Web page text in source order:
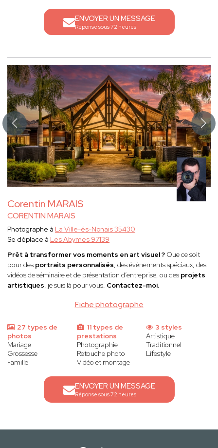
ENVOYER UN MESSAGE
Réponse sous 72 heures
Corentin MARAIS
CORENTIN MARAIS
Fiche photographe
Photographe à La Ville-és-Nonais 35430
Se déplace à Les Abymes 97139
Prêt à transformer vos moments en art visuel ? Que ce soit
pour des portraits personnalisés, des événements spéciaux, des
vidéos de séminaire et de présentation d’entreprise, ou des projets
artistiques, je suis là pour vous. Contactez-moi.
27 types de
photos
Mariage
Grossesse
Famille
11 types de
prestations
Photographie
Retouche photo
Vidéo et montage
3 styles
Artistique
Traditionnel
Lifestyle
ENVOYER UN MESSAGE
Réponse sous 72 heures